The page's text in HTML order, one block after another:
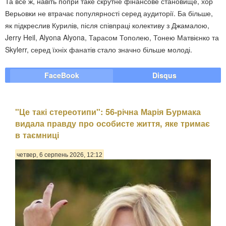
Верьовки не втрачає популярності серед аудиторії. Ба більше,
як підкреслив Курилів, після співпраці колективу з Джамалою,
Jerry Heil, Alyona Alyona, Тарасом Тополею, Тонею Матвієнко та
Skylerr, серед їхніх фанатів стало значно більше молоді.
FaceBook Disqus
"Це такі стереотипи": 56-річна Марія Бурмака
видала правду про особисте життя, яке тримає
в таємниці
четвер, 6 серпень 2026, 12:12